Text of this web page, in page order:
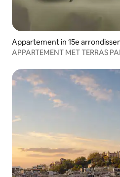
Appartement in 15e
APPARTEMENT MET TERRAS